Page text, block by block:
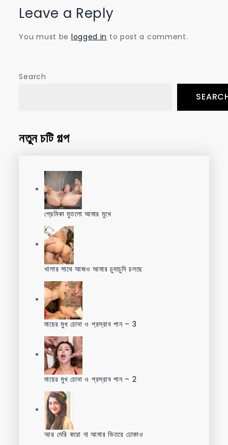
Leave a Reply
You must be logged in to post a comment.
Search
নতুন চটি গল্প
প্রেমিকা মুতলো আমার মুখে
খালার সাথে আজও আমার চুদাচুদি চলছে
মায়ের মুখ চোদা ও প্রস্রাব পান – 3
মায়ের মুখ চোদা ও প্রস্রাব পান – 2
আর দেরি করো না আমার ভিতরে ঢোকাও